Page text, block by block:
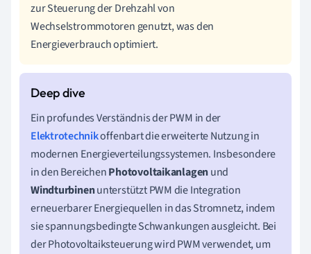
zur Steuerung der Drehzahl von
Wechselstrommotoren genutzt, was den
Energieverbrauch optimiert.
Ein profundes Verständnis der PWM in der
Elektrotechnikoffenbart die erweiterte Nutzung in
modernen Energieverteilungssystemen. Insbesondere
in den BereichenPhotovoltaikanlagenund
Windturbinenunterstützt PWM die Integration
erneuerbarer Energiequellen in das Stromnetz, indem
sie spannungsbedingte Schwankungen ausgleicht. Bei
der Photovoltaiksteuerung wird PWM verwendet, um